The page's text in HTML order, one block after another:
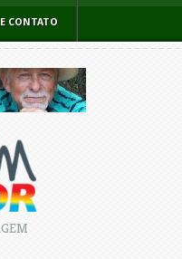
CONTATO